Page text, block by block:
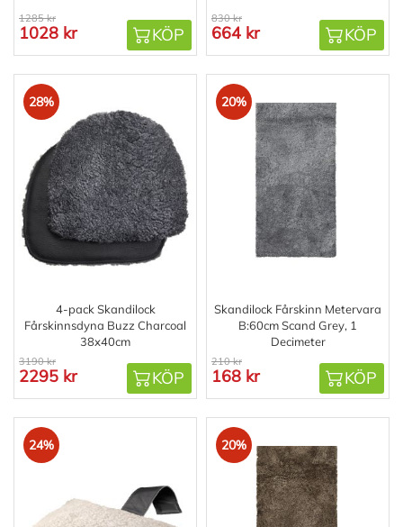
1285 kr
1028 kr KÖP
830 kr
664 kr KÖP
28%
4-pack Skandilock
Fårskinnsdyna Buzz Charcoal
38x40cm
3190 kr
2295 kr KÖP
20%
Skandilock Fårskinn Metervara
B:60cm Scand Grey, 1
Decimeter
210 kr
168 kr KÖP
24% 20%